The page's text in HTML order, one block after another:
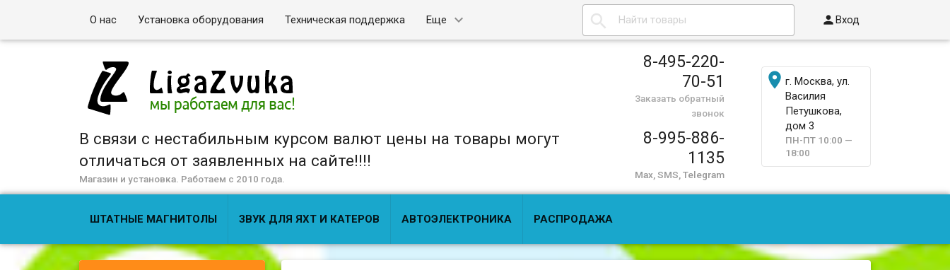
О нас Установка оборудования Техническая поддержка Еще  Вход
В связи с нестабильным курсом валют цены на товары могут
отличаться от заявленных на сайте!!!!
Магазин и установка. Работаем с 2010 года.
8-495-220-
70-51
Заказать обратный
звонок
8-995-886-
1135
Max, SMS, Telegram
г. Москва, ул.
Василия
Петушкова,
дом 3
ПН-ПТ 10:00 —
18:00
ШТАТНЫЕ МАГНИТОЛЫ ЗВУК ДЛЯ ЯХТ И КАТЕРОВ АВТОЭЛЕКТРОНИКА РАСПРОДАЖА